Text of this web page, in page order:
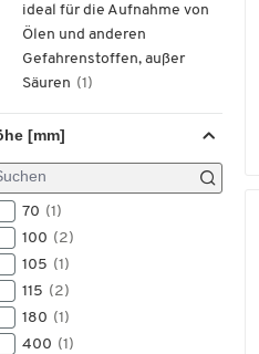
ideal für die Aufnahme von
Ölen und anderen
Gefahrenstoffen, außer
Säuren (1)
[mm]
70 (1)
100 (2)
105 (1)
115 (2)
180 (1)
400 (1)